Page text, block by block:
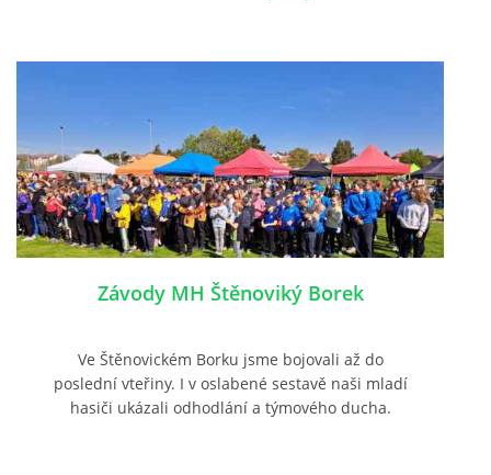
Závody MH Štěnoviký Borek
Ve Štěnovickém Borku jsme bojovali až do
poslední vteřiny. I v oslabené sestavě naši mladí
hasiči ukázali odhodlání a týmového ducha.